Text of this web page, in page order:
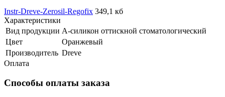
Instr-Dreve-Zerosil-Regofix 349,1 кб
Характеристики
Вид продукции А-силикон оттискной стоматологический
Цвет
Оранжевый
Производитель Dreve
Оплата
Способы оплаты заказа